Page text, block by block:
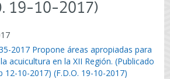
19-10-2017)
2017 Propone áreas apropiadas para
acuicultura en la XII Región. (Publicado
12-10-2017) (F.D.O. 19-10-2017)